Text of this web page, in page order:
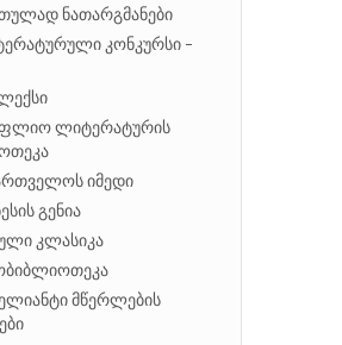
ნათარგმანები
კონკურსი –
ლიტერატურის
იმედი
გენია
კლასიკა
მწერლების